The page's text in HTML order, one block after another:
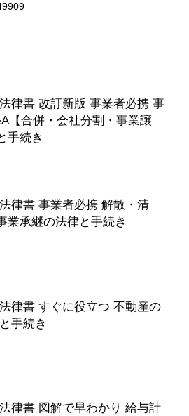
律書 改訂新版 事業者必携 事
【合併・会社分割・事業譲
手続き
律書 事業者必携 解散・清
業承継の法律と手続き
律書 すぐに役立つ 不動産の
手続き
律書 図解で早わかり 給与計